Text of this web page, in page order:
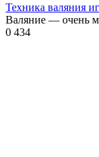
Техника валяния
Валяние — очень
0 434